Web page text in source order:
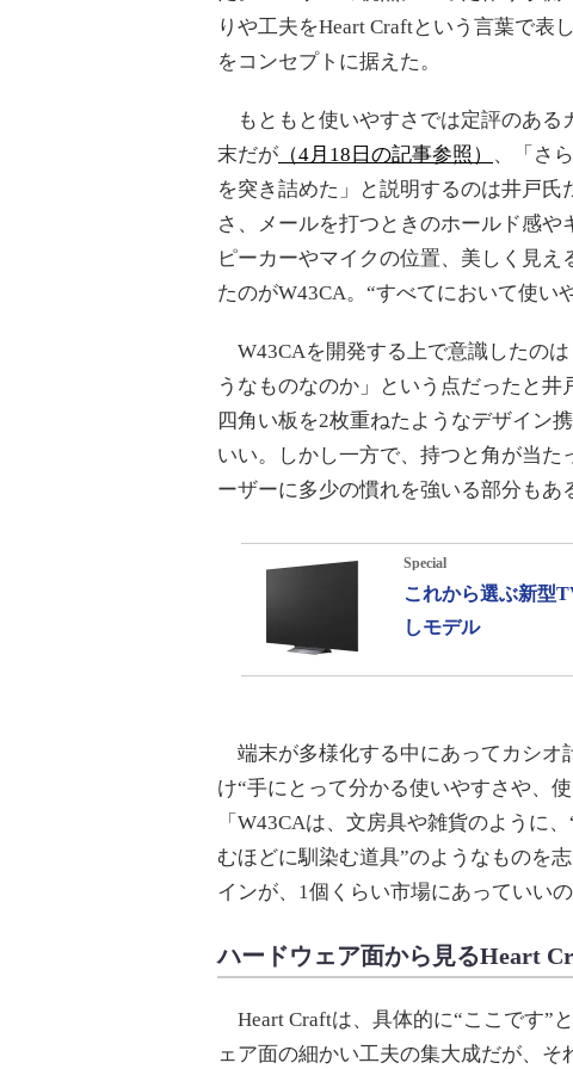
りや工夫をHeart Craftという言葉で表
をコンセプトに据えた。
もともと使いやすさでは定評のある
末だが （4月18日の記事参照）
、「さ
を突き詰めた」と説明するのは井戸
さ、メールを打つときのホールド感
ピーカーやマイクの位置、美しく見
たのがW43CA。“すべてにおいて使い
W43CAを開発する上で意識したの
うなものなのか」という点だったと
四角い板を2枚重ねたようなデザイン
いい。しかし一方で、持つと角が当
ーザーに多少の慣れを強いる部分もあ
Special
これから選ぶ新型
しモデル
端末が多様化する中にあってカシオ
け“手にとって分かる使いやすさや、
「W43CAは、文房具や雑貨のように
むほどに馴染む道具”のようなものを
インが、1個くらい市場にあっていい
ハードウェア面から見るHeart
Heart Craftは、具体的に“ここです”
ェア面の細かい工夫の集大成だが、そ